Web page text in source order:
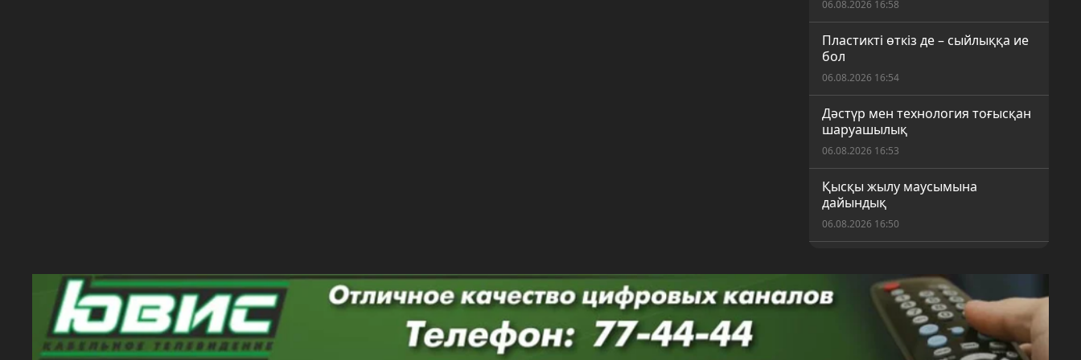
06.08.2026 16:58
Пластикті өткіз де – сыйлыққа ие
бол
06.08.2026 16:54
Дәстүр мен технология тоғысқан
шаруашылық
06.08.2026 16:53
Қысқы жылу маусымына
дайындық
06.08.2026 16:50
ерекше қажеттілігі бар балаларға
арналған жаңа секция ашылды
06.08.2026 16:17
Қарағандылықтар күнді таңғы